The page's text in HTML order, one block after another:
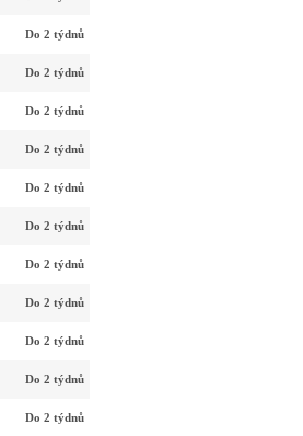
Do 2 týdnů
Do 2 týdnů
Do 2 týdnů
Do 2 týdnů
Do 2 týdnů
Do 2 týdnů
Do 2 týdnů
Do 2 týdnů
Do 2 týdnů
Do 2 týdnů
Do 2 týdnů